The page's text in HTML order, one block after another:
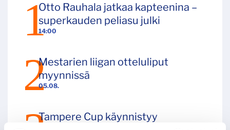
14:00
Otto Rauhala jatkaa kapteenina –
superkauden peliasu julki
05.08.
Mestarien liigan otteluliput
myynnissä
Tampere Cup käynnistyy